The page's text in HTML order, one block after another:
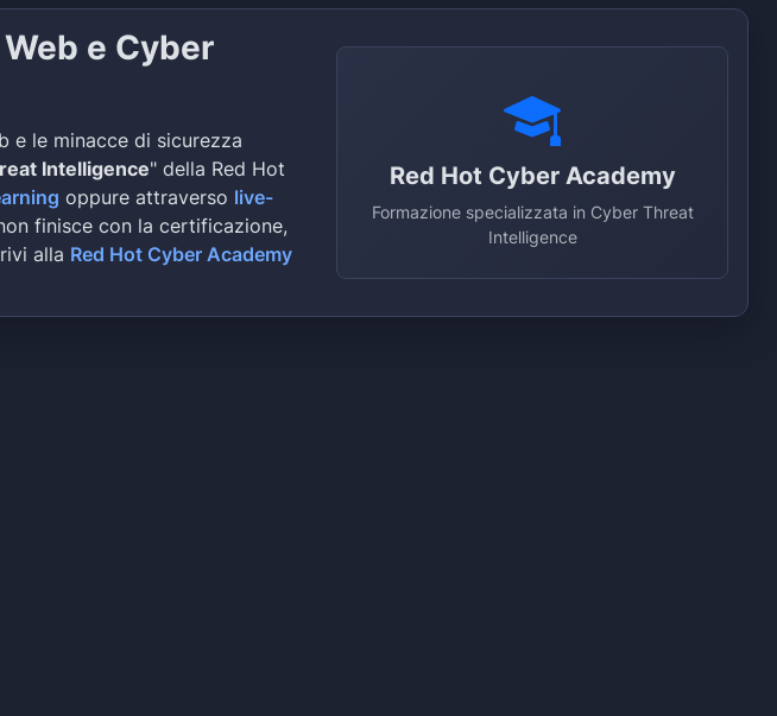
e Cyber
e le minacce di sicurezza
Intelligence" della Red Hot
oppure attraverso live-
finisce con la certificazione,
alla Red Hot Cyber Academy
Red Hot Cyber Academy
Formazione specializzata in Cyber Threat
Intelligence